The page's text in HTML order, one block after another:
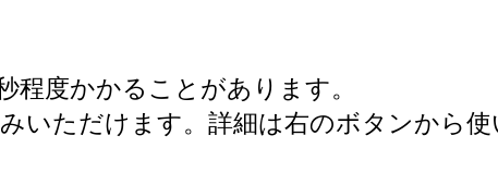
度かかることがあります。
いただけます。詳細は右のボタンから